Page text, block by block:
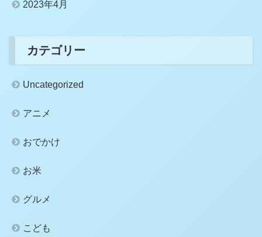
2023年4月
カテゴリー
Uncategorized
アニメ
おでかけ
お米
グルメ
こども